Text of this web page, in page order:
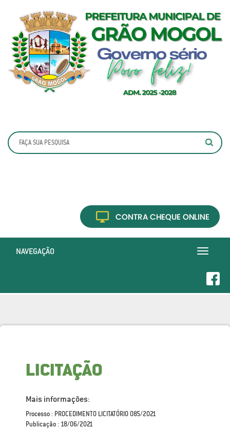
Toggle
NAVEGAÇÃO
LICITAÇÃO
Mais informações:
Processo : PROCEDIMENTO LICITATÓRIO 085/2021
Publicação : 18/06/2021